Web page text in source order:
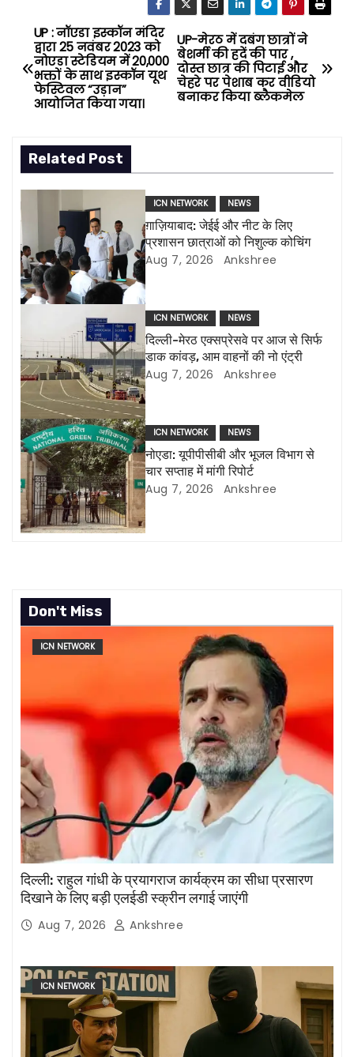
P
o
s
t
n
a
v
i
g
a
t
i
o
n
UP-मेरठ में दबंग छात्रों ने
बेशर्मी की हदें की पार ,
दोस्त छात्र की पिटाई और
चेहरे पर पेशाब कर वीडियो
बनाकर किया ब्लैकमेल
UP : नॉएडा इस्कॉन मंदिर
द्वारा 25 नवंबर 2023 को
नोएडा स्टेडियम में 20,000
भक्तों के साथ इस्कॉन यूथ
फेस्टिवल “उड़ान”
आयोजित किया गया।
Related Post
ICN NETWORK NEWS
ग़ाज़ियाबाद: जेईई और नीट के लिए
प्रशासन छात्राओं को निशुल्क कोचिंग
Aug 7, 2026 Ankshree
ICN NETWORK NEWS
दिल्ली-मेरठ एक्सप्रेसवे पर आज से सिर्फ
डाक कांवड़, आम वाहनों की नो एंट्री
Aug 7, 2026 Ankshree
ICN NETWORK NEWS
नोएडा: यूपीपीसीबी और भूजल विभाग से
चार सप्ताह में मांगी रिपोर्ट
Aug 7, 2026 Ankshree
Don't Miss
ICN NETWORK
दिल्ली: राहुल गांधी के प्रयागराज कार्यक्रम का सीधा प्रसारण
दिखाने के लिए बड़ी एलईडी स्क्रीन लगाई जाएंगी
Aug 7, 2026 Ankshree
ICN NETWORK